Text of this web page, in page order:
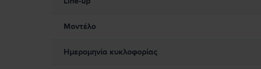
μαγνήτες, καθώς και εξαρτήματα και κεραίες που εκπέμπουν
air/apd9b8f7aa11/mac
Μοντέλο
Ημερομηνία κυκλοφορίας